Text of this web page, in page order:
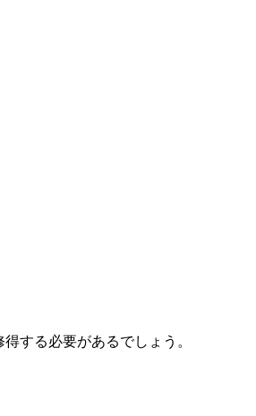
する必要があるでしょう。